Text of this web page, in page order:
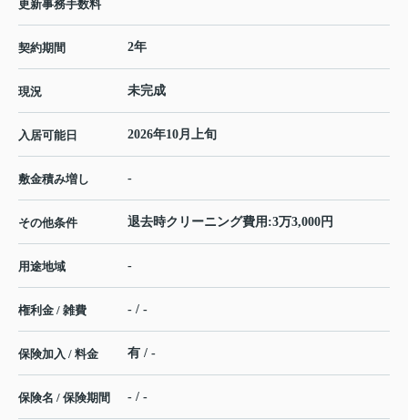
更新事務手数料
契約期間 2年
現況 未完成
入居可能日 2026年10月上旬
敷金積み増し -
その他条件 退去時クリーニング費用:3万3,000円
用途地域 -
権利金 / 雑費 - / -
保険加入 / 料金 有 / -
保険名 / 保険期間 - / -